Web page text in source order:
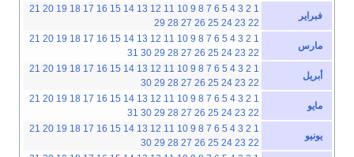
فبراير
1
2
3
4
5
6
7
8
9
10
11
12
13
14
15
16
17
18
19
20
21
22
23
24
25
26
27
28
29
مارس
1
2
3
4
5
6
7
8
9
10
11
12
13
14
15
16
17
18
19
20
21
22
23
24
25
26
27
28
29
30
31
أبريل
1
2
3
4
5
6
7
8
9
10
11
12
13
14
15
16
17
18
19
20
21
22
23
24
25
26
27
28
29
30
مايو
1
2
3
4
5
6
7
8
9
10
11
12
13
14
15
16
17
18
19
20
21
22
23
24
25
26
27
28
29
30
31
يونيو
1
2
3
4
5
6
7
8
9
10
11
12
13
14
15
16
17
18
19
20
21
22
23
24
25
26
27
28
29
30